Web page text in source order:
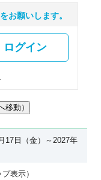
お願いします。
ログイン
17日（金）～2027年
プ表示）